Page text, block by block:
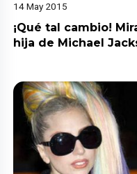
14 May 2015
¡Qué tal cambio!
hija de Michael